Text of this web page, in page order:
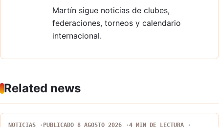
Martín sigue noticias de clubes,
federaciones, torneos y calendario
internacional.
Related news
NOTICIAS PUBLICADO 8 AGOSTO 2026 4 MIN DE LECTURA